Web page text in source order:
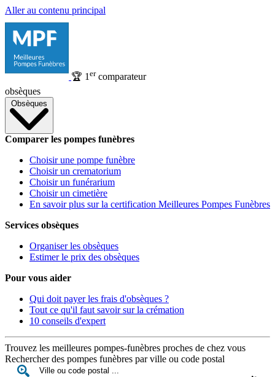
Aller au contenu principal
🏆 1 ercomparateur
obsèques
Obsèques
Comparer les pompes funèbres
Choisir une pompe funèbre
Choisir un crematorium
Choisir un funérarium
Choisir un cimetière
En savoir plus sur la certification Meilleures Pompes Funèbres
Services obsèques
Organiser les obsèques
Estimer le prix des obsèques
Pour vous aider
Qui doit payer les frais d'obsèques ?
Tout ce qu'il faut savoir sur la crémation
10 conseils d'expert
Trouvez les meilleures pompes-funèbres proches de chez vous
Rechercher des pompes funèbres par ville ou code postal